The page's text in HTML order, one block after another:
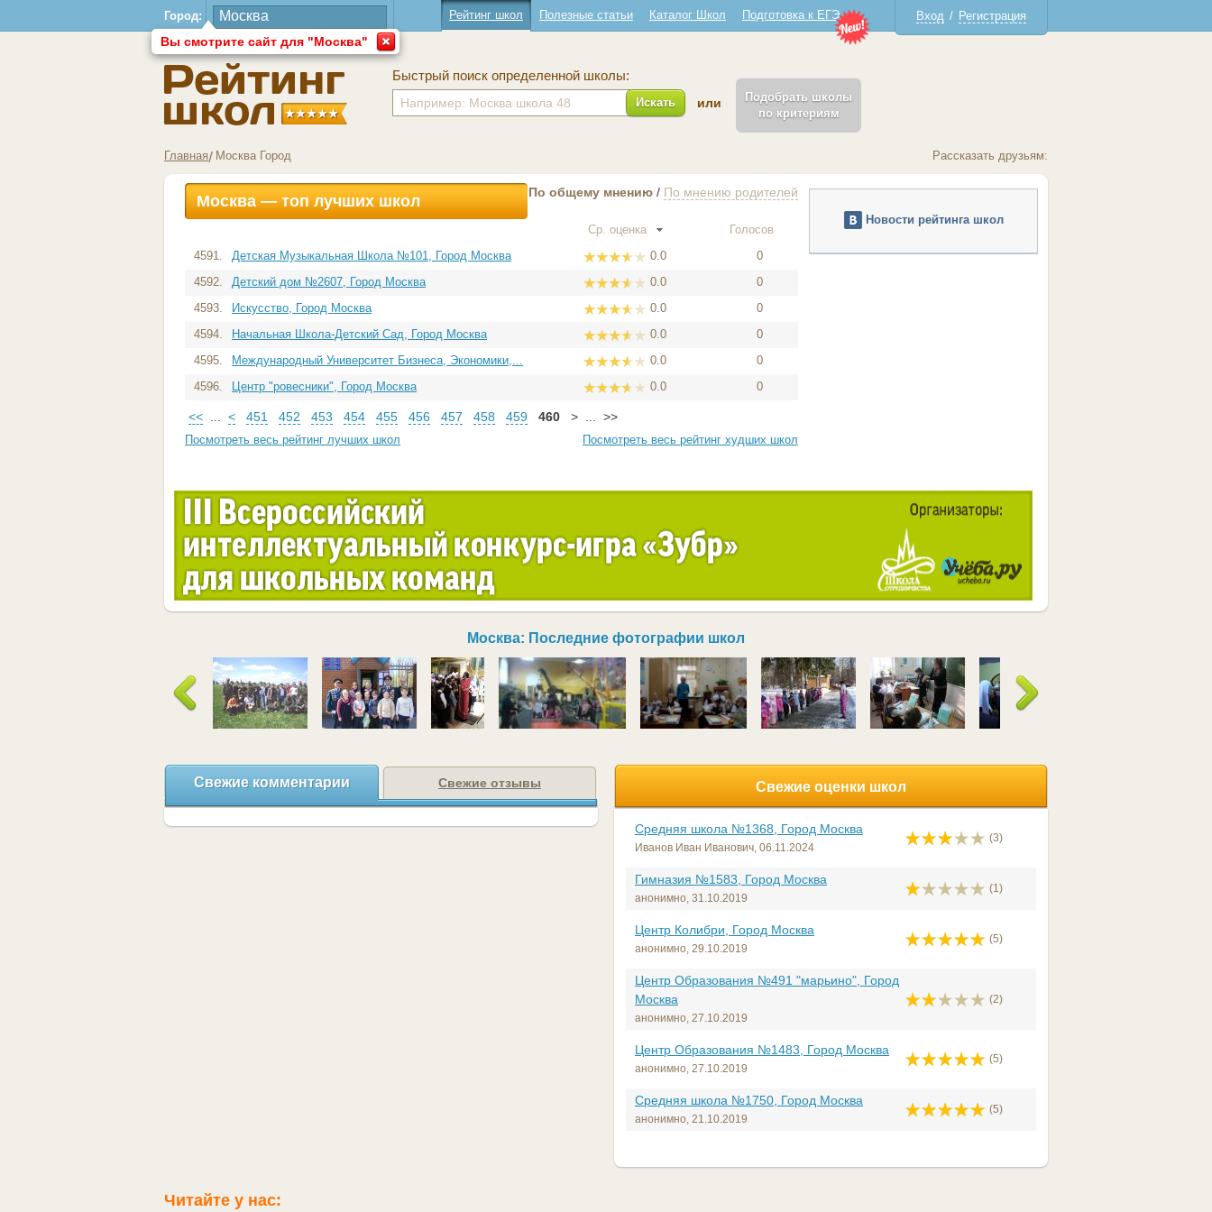
Город:
Вы смотрите сайт для "Москва"
Вход / Регистрация
Рейтинг школ Полезные статьи Каталог Школ Подготовка к ЕГЭ
Быстрый поиск определенной школы:
Искать или
Подобрать школы
по критериям
Главная Москва Город Рассказать друзьям:
Москва — топ лучших школ По общему мнению / По мнению родителей
Ср. оценка
Голосов
4591.
Детская Музыкальная Школа №101, Город Москва 0.0
0
4592.
Детский дом №2607, Город Москва 0.0
0
4593.
Искусство, Город Москва 0.0
0
4594.
Начальная Школа-Детский Сад, Город Москва 0.0
0
4595.
Международный Университет Бизнеса, Экономики,... 0.0
0
4596.
Центр "ровесники", Город Москва 0.0 0
<< < 451 452 453 454 455 456 457 458 459 460 > >>
Посмотреть весь рейтинг лучших школ Посмотреть весь рейтинг худших школ
Новости рейтинга школ
Москва: Последние фотографии школ
Свежие комментарии Свежие отзывы Свежие оценки школ
Средняя школа №1368, Город Москва
Иванов Иван Иванович, 06.11.2024
(3)
Гимназия №1583, Город Москва
анонимно, 31.10.2019
(1)
Центр Колибри, Город Москва
анонимно, 29.10.2019
(5)
Центр Образования №491 "марьино", Город
Москва
анонимно, 27.10.2019
(2)
Центр Образования №1483, Город Москва
анонимно, 27.10.2019
(5)
Средняя школа №1750, Город Москва
анонимно, 21.10.2019
(5)
Читайте у нас: